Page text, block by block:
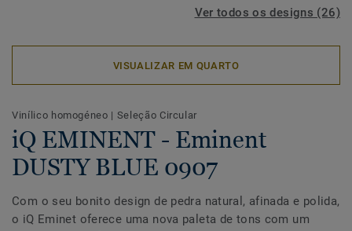
Ver todos os designs (26)
VISUALIZAR EM QUARTO
Vinílico homogéneo | Seleção Circular
iQ EMINENT - Eminent
DUSTY BLUE 0907
Com o seu bonito design de pedra natural, afinada e polida,
o iQ Eminet oferece uma nova paleta de tons com um